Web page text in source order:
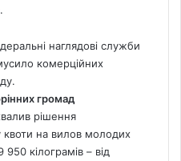
наглядові служби
комерційних
громад
рішення
квоти на вилов молодих
950 кілограмів – від